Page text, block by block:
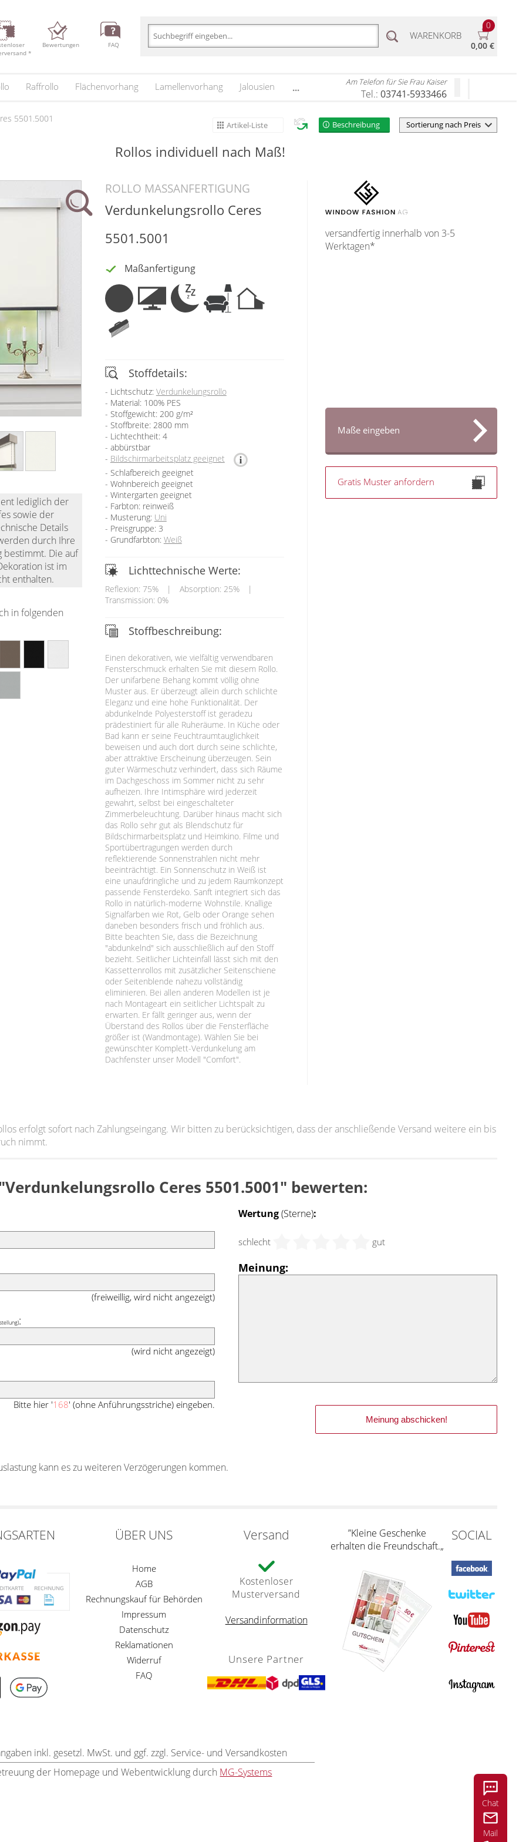
*
Bewertungen FAQ
0
WARENKORB
0,00 €
Raffrollo Flächenvorhang Lamellenvorhang Jalousien ... Am Telefon für Sie Frau Kaiser
Tel.:03741-5933466
5501.5001
Artikel-Liste Beschreibung
Rollos individuell nach Maß!
lediglich der
sowie der
Details
durch Ihre
bestimmt. Die auf
ist im
enthalten.
in folgenden
ROLLO MASSANFERTIGUNG
Verdunkelungsrollo Ceres
5501.5001
Maßanfertigung
Stoffdetails:
Lichtschutz: Verdunkelungsrollo
Material: 100% PES
Stoffgewicht: 200 g/m²
Stoffbreite: 2800 mm
Lichtechtheit: 4
abbürstbar
Bildschirmarbeitsplatz geeignet
Schlafbereich geeignet
Wohnbereich geeignet
Wintergarten geeignet
Farbton: reinweiß
Musterung: Uni
Preisgruppe: 3
Grundfarbton: Weiß
Lichttechnische Werte:
Reflexion: 75% | Absorption: 25%
|
Transmission: 0%
Stoffbeschreibung:
Einen dekorativen, wie vielfältig verwendbaren
Fensterschmuck erhalten Sie mit diesem Rollo.
Der unifarbene Behang kommt völlig ohne
Muster aus. Er überzeugt allein durch schlichte
Eleganz und eine hohe Funktionalität. Der
abdunkelnde Polyesterstoff ist geradezu
prädestiniert für alle Ruheräume. In Küche oder
Bad kann er seine Feuchtraumtauglichkeit
beweisen und auch dort durch seine schlichte,
aber attraktive Erscheinung überzeugen. Sein
guter Wärmeschutz verhindert, dass sich Räume
im Dachgeschoss im Sommer nicht zu sehr
aufheizen. Ihre Intimsphäre wird jederzeit
gewahrt, selbst bei eingeschalteter
Zimmerbeleuchtung. Darüber hinaus macht sich
das Rollo sehr gut als Blendschutz für
Bildschirmarbeitsplatz und Heimkino. Filme und
Sportübertragungen werden durch
reflektierende Sonnenstrahlen nicht mehr
beeinträchtigt. Ein Sonnenschutz in Weiß ist
eine unaufdringliche und zu jedem Raumkonzept
passende Fensterdeko. Sanft integriert sich das
Rollo in natürlich-moderne Wohnstile. Knallige
Signalfarben wie Rot, Gelb oder Orange sehen
daneben besonders frisch und fröhlich aus.
Bitte beachten Sie, dass die Bezeichnung
"abdunkelnd" sich ausschließlich auf den Stoff
bezieht. Seitlicher Lichteinfall lässt sich mit den
Kassettenrollos mit zusätzlicher Seitenschiene
oder Seitenblende nahezu vollständig
eliminieren. Bei allen anderen Modellen ist je
nach Montageart ein seitlicher Lichtspalt zu
erwarten. Er fällt geringer aus, wenn der
Überstand des Rollos über die Fensterfläche
größer ist (Wandmontage). Wählen Sie bei
gewünschter Komplett-Verdunkelung am
Dachfenster unser Modell "Comfort".
versandfertig innerhalb von 3-5
Werktagen*
Maße eingeben
Gratis Muster anfordern
erfolgt sofort nach Zahlungseingang. Wir bitten zu berücksichtigen, dass der anschließende Versand weitere ein bis
nimmt.
Ceres 5501.5001" bewerten:
(freiweillig, wird nicht angezeigt)
:
(wird nicht angezeigt)
Bitte hier '168' (ohne Anführungsstriche) eingeben.
Wertung(Sterne):
schlecht gut
Meinung:
kann es zu weiteren Verzögerungen kommen.
ÜBER UNS
Home
AGB
Rechnungskauf für Behörden
Impressum
Datenschutz
Reklamationen
Widerruf
FAQ
Versand
Kostenloser
Musterversand
Versandinformation
Unsere Partner
”Kleine Geschenke
erhalten die Freundschaft.„
SOCIAL
inkl. gesetzl. MwSt. und ggf. zzgl. Service- und Versandkosten
der Homepage und Webentwicklung durch MG-Systems
Chat
Mail